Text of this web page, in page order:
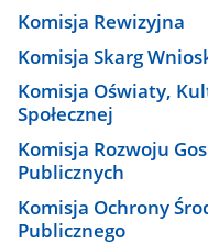
Komisja Rewizyjna
Komisja Skarg
Komisja Oświaty,
Społecznej
Komisja Rozwoju
Publicznych
Komisja Ochrony
Publicznego